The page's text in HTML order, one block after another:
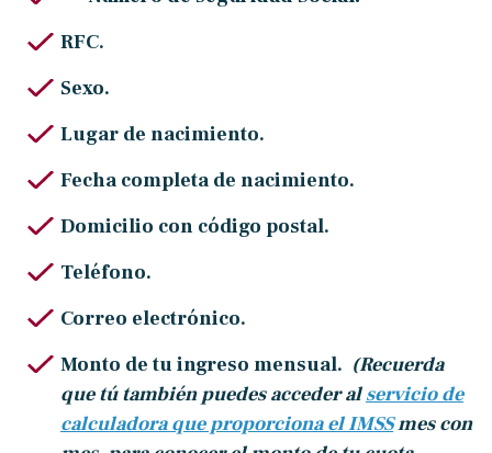
RFC.
Sexo.
Lugar de nacimiento.
Fecha completa de nacimiento.
Domicilio con código postal.
Teléfono.
Correo electrónico.
Monto de tu ingreso mensual. (Recuerda
que tú también puedes acceder alservicio de
calculadora que proporciona el IMSSmes con